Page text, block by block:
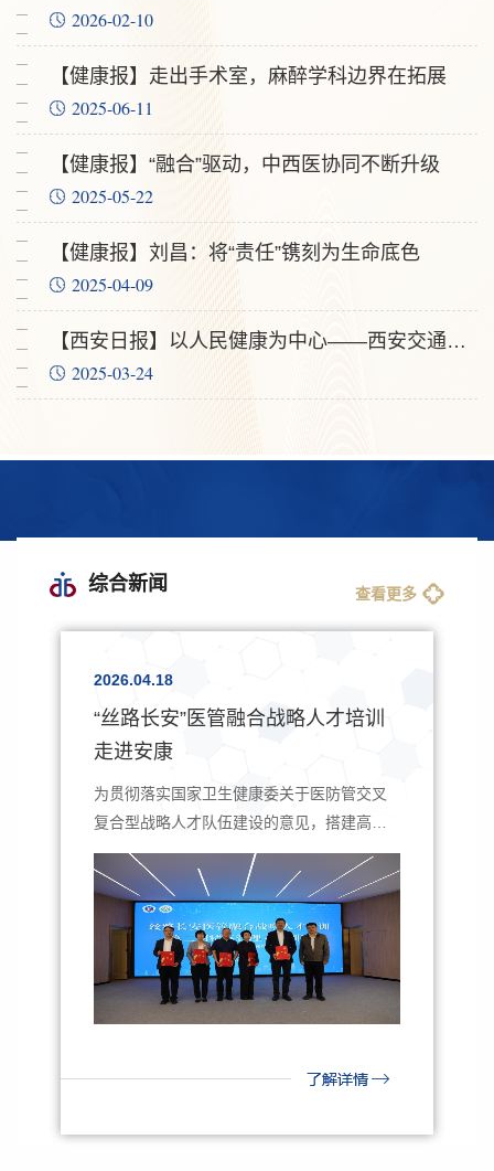
2026-02-10
【健康报】走出手术室，麻醉学科边界在拓展
2025-06-11
【健康报】“融合”驱动，中西医协同不断升级
2025-05-22
【健康报】刘昌：将“责任”镌刻为生命底色
2025-04-09
【西安日报】以人民健康为中心——西安交通大学第二附属医院区域医疗中心建设全面启航
2025-03-24
综合新闻 查看更多
2026.04.18
“丝路长安”医管融合战略人才培训
走进安康
为贯彻落实国家卫生健康委关于医防管交叉
复合型战略人才队伍建设的意见，搭建高校
优质资源与地方医疗机...